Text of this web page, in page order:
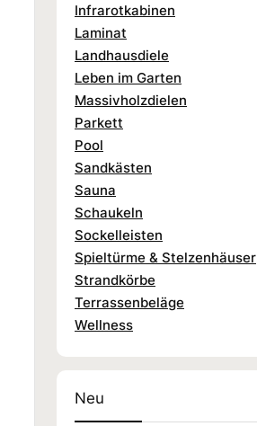
Infrarotkabinen
Laminat
Landhausdiele
Leben im Garten
Massivholzdielen
Parkett
Pool
Sandkästen
Sauna
Schaukeln
Sockelleisten
Spieltürme & Stelzenhäuser
Strandkörbe
Terrassenbeläge
Wellness
Neu